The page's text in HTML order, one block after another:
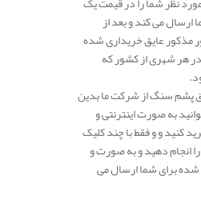
ارسال می کند و بعد از
مذکور عایق خریداری شده
هر شهری از کشور که
پشم سنگ از شرکت ما بدین
به صورت اینترنتی و
کنید و و فقط با چند کلیک
انجام دهید و به صورت و
برای شما ارسال می